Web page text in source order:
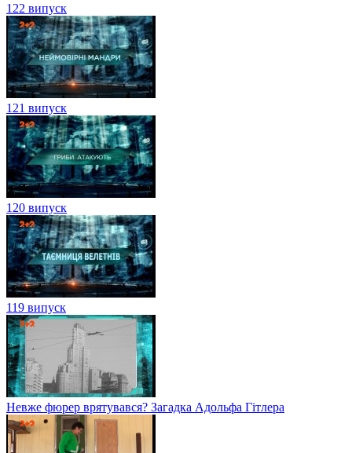
122 випуск
121 випуск
120 випуск
119 випуск
Невже фюрер врятувався? Загадка Адольфа Гітлера